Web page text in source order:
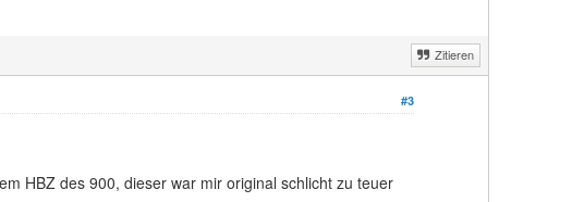
Zitieren
#3
HBZ des 900, dieser war mir original schlicht zu teuer